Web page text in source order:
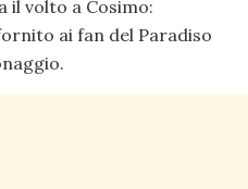
il volto a Cosimo:
ai fan del Paradiso